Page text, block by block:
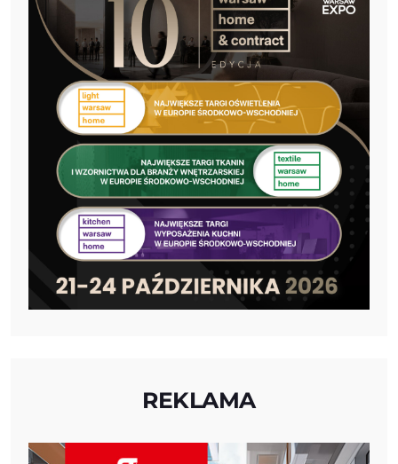
REKLAMA